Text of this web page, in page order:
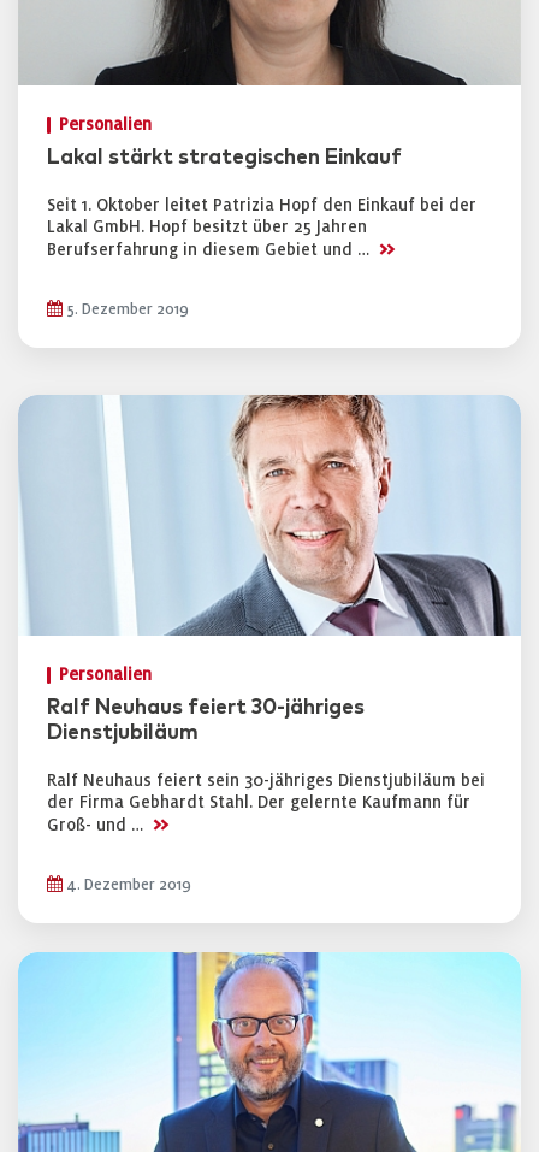
Personalien
Lakal stärkt strategischen Einkauf
Seit 1. Oktober leitet Patrizia Hopf den Einkauf bei der
Lakal GmbH. Hopf besitzt über 25 Jahren
Berufserfahrung in diesem Gebiet und … >>
5. Dezember 2019
Personalien
Ralf Neuhaus feiert 30-jähriges
Dienstjubiläum
Ralf Neuhaus feiert sein 30-jähriges Dienstjubiläum bei
der Firma Gebhardt Stahl. Der gelernte Kaufmann für
Groß- und … >>
4. Dezember 2019